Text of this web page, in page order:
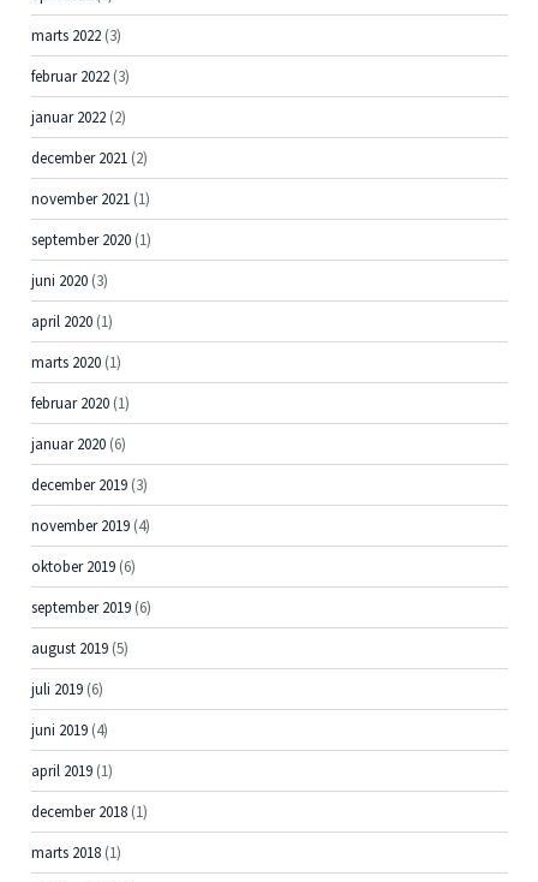
marts 2022 (3)
februar 2022 (3)
januar 2022 (2)
december 2021 (2)
november 2021 (1)
september 2020 (1)
juni 2020 (3)
april 2020 (1)
marts 2020 (1)
februar 2020 (1)
januar 2020 (6)
december 2019 (3)
november 2019 (4)
oktober 2019 (6)
september 2019 (6)
august 2019 (5)
juli 2019 (6)
juni 2019 (4)
april 2019 (1)
december 2018 (1)
marts 2018 (1)